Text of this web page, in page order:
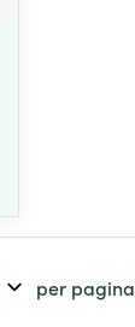
per pagina